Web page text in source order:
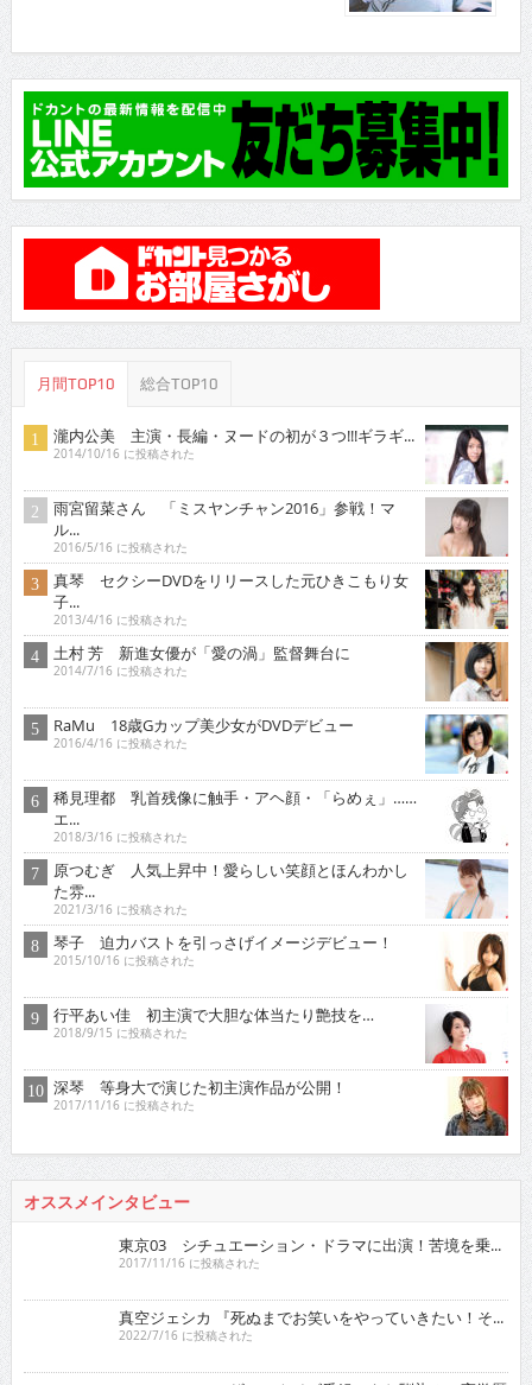
月間TOP10 総合TOP10
瀧内公美 主演・長編・ヌードの初が３つ!!!ギラギ...
2014/10/16 に投稿された
雨宮留菜さん 「ミスヤンチャン2016」参戦！マ
ル...
2016/5/16 に投稿された
真琴 セクシーDVDをリリースした元ひきこもり女
子...
2013/4/16 に投稿された
土村 芳 新進女優が「愛の渦」監督舞台に
2014/7/16 に投稿された
RaMu 18歳Gカップ美少女がDVDデビュー
2016/4/16 に投稿された
稀見理都 乳首残像に触手・アヘ顔・「らめぇ」……
エ...
2018/3/16 に投稿された
原つむぎ 人気上昇中！愛らしい笑顔とほんわかし
た雰...
2021/3/16 に投稿された
琴子 迫力バストを引っさげイメージデビュー！
2015/10/16 に投稿された
行平あい佳 初主演で大胆な体当たり艶技を…
2018/9/15 に投稿された
深琴 等身大で演じた初主演作品が公開！
2017/11/16 に投稿された
オススメインタビュー
東京03 シチュエーション・ドラマに出演！苦境を乗...
2017/11/16 に投稿された
真空ジェシカ 『死ぬまでお笑いをやっていきたい！そ...
2022/7/16 に投稿された